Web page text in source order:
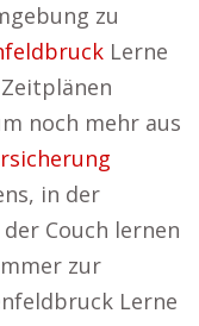
zu
Lerne
noch mehr aus
in der
Couch lernen
zur
Lerne